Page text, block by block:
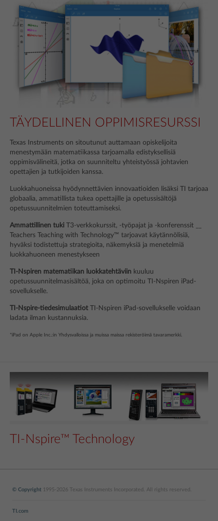
TÄYDELLINEN OPPIMISRESURSSI
Texas Instruments on sitoutunut auttamaan opiskelijoita
menestymään matematiikassa tarjoamalla edistyksellisiä
oppimisvälineitä, jotka on suunniteltu yhteistyössä johtavien
opettajien ja tutkijoiden kanssa.
Luokkahuoneissa hyödynnettävien innovaatioiden lisäksi TI tarjoaa
globaalia, ammatillista tukea opettajille ja opetussisältöjä
opetussuunnitelmien toteuttamiseksi.
Ammattillinen tuki T3-verkkokurssit, -työpajat ja -konferenssit __
Teachers Teaching with Technology™ tarjoavat käytännölisiä,
hyväksi todistettuja strategioita, näkemyksiä ja menetelmiä
luokkahuoneen menestykseen
TI-Nspiren matematiikan luokkatehtäviin kuuluu
opetussuunnitelmasisältöä, joka on optimoitu TI-Nspiren iPad-
sovellukselle.
TI-Nspire-tiedesimulaatiot
TI-Nspiren iPad-sovellukselle voidaan
ladata ilman kustannuksia.
*iPad on Apple Inc.:in Yhdysvalloissa ja muissa maissa rekisteröimä tavaramerkki.
TI-Nspire™ Technology
© Copyright 1995-2026 Texas Instruments Incorporated. All rights reserved.
TI.com